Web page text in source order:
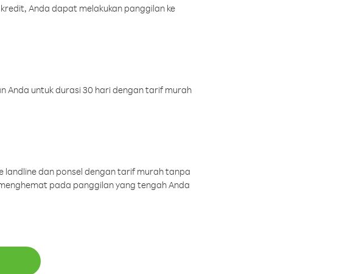
Anda dapat melakukan panggilan ke
Anda untuk durasi 30 hari dengan tarif murah
landline dan ponsel dengan tarif murah tanpa
pada panggilan yang tengah Anda